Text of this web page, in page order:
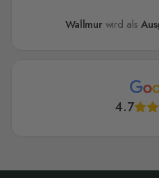
Wallmur wird als
4.7